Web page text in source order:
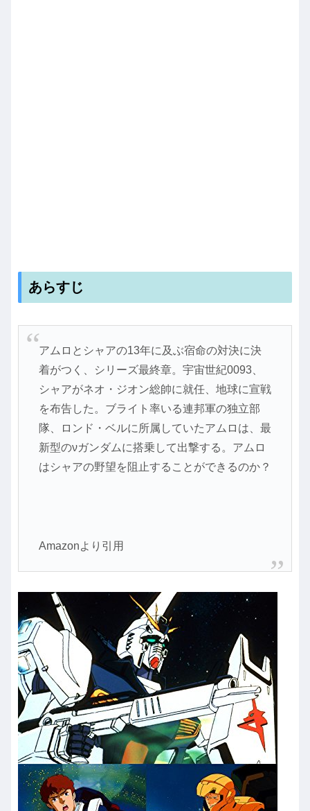
あらすじ
アムロとシャアの13年に及ぶ宿命の対決に決
着がつく、シリーズ最終章。宇宙世紀0093、
シャアがネオ・ジオン総帥に就任、地球に宣戦
を布告した。ブライト率いる連邦軍の独立部
隊、ロンド・ベルに所属していたアムロは、最
新型のνガンダムに搭乗して出撃する。アムロ
はシャアの野望を阻止することができるのか？
Amazonより引用